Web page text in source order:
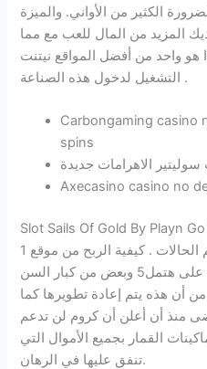
الكثير من الأواني. والميزة
المزيد من المال للعب مع مما
واحد من أفضل المواقع نيتنت
التشغيل لدخول هذه الصناعة .
Carbongaming casino
spins
سوليتير الاهرامات جديدة
Axecasino casino no
Slot Sails Of Gold By Playn
بيتكوين ، في معظم الحالات . كيفية الربح من موقع 1xbet وتستند
جميع الألعاب المحمولة نيتنت على هتمل5 وبعض من كبار السن
أن هذه يتم إعادة تطويرها كما
وقت مضى منذ أن أعلن أن كروم لن تدعم
القمار بجميع الأموال التي
تنفق عليها في الرهان.